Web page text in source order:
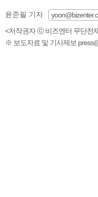
윤준필 기자
<저작권자 ⓒ 비즈엔터 무단전
※ 보도자료 및 기사제보